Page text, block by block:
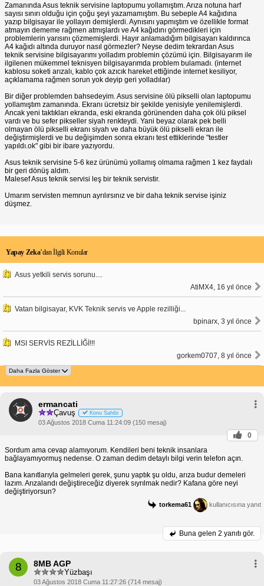
Zamanında Asus teknik servisine laptopumu yollamıştım. Arıza notuna harf
sayısı sınırı olduğu için çoğu şeyi yazamamıştım. Bu sebeple A4 kağıdına
yazıp bilgisayar ile yollayın demişlerdi. Aynısını yapmıştım ve özellikle format
atmayın dememe rağmen atmışlardı ve A4 kağıdını görmedikleri için
problemlerin yarısını çözmemişlerdi. Hayır anlamadığım bilgisayarı kaldırınca
A4 kağıdı altında duruyor nasıl görmezler? Neyse dedim tekrardan Asus
teknik servisine bilgisayarımı yolladım problemin çözümü için. Bilgisayarım ile
ilgilenen mükemmel teknisyen bilgisayarımda problem bulamadı. (internet
kablosu soketi arızalı, kablo çok azıcık hareket ettiğinde internet kesiliyor,
açıklamama rağmen sorun yok deyip geri yolladılar)
Bir diğer problemden bahsedeyim. Asus servisine ölü pikselli olan laptopumu
yollamıştım zamanında. Ekranı ücretsiz bir şekilde yenisiyle yenilemişlerdi.
Ancak yeni taktıkları ekranda, eski ekranda görünenden daha çok ölü piksel
vardı ve bu sefer pikseller siyah renkteydi. Yani beyaz olarak pek belli
olmayan ölü pikselli ekranı siyah ve daha büyük ölü pikselli ekran ile
değiştirmişlerdi ve bu değişimden sonra ekranı test ettiklerinde "testler
yapıldı.ok" gibi bir ibare yazıyordu.
Asus teknik servisine 5-6 kez ürünümü yollamış olmama rağmen 1 kez faydalı
bir geri dönüş aldım.
Malesef Asus teknik servisi leş bir teknik servistir.
Umarım servisten memnun ayrılırsınız ve bir daha teknik servise işiniz
düşmez.
Yapay Zeka’dan İlgili Konular
Asus yetkili servis sorunu....
AtiMX4, 16 yıl önce
Vatan bilgisayar, KVK Teknik servis ve Apple rezilliği...
bpinarx, 3 yıl önce
MSI SERVİS REZİLLİĞİ!!!
gorkem0707, 8 yıl önce
ermancati
Çavuş Konu Sahibi
03 Ağustos 2018 Cuma 11:24:09 (150 mesaj)
0
Sordum ama cevap alamıyorum. Kendileri beni teknik insanlara
bağlayamıyormuş nedense. O zaman dedim detaylı bilgi verin telefon açın.
Bana kanıtlarıyla gelmeleri gerek, şunu yaptık şu oldu, arıza budur demeleri
lazım. Arızalandı değiştireceğiz diyerek sıyrılmak nedir? Kafana göre neyi
değiştiriyorsun?
torkema61 kullanıcısına yanıt
Buna gelen 2 yanıtı gör.
8 8MB AGP
Yüzbaşı
03 Ağustos 2018 Cuma 11:27:26 (714 mesaj)